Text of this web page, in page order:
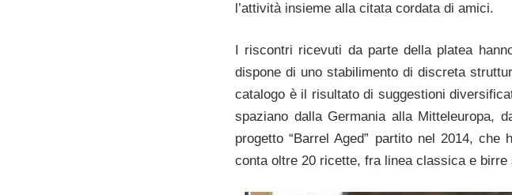
l’attività insieme alla citata cordata di amici.
I riscontri ricevuti da parte della platea
dispone di uno stabilimento di discreta
catalogo è il risultato di suggestioni
spaziano dalla Germania alla Mitteleuropa,
progetto “Barrel Aged” partito nel 2014,
conta oltre 20 ricette, fra linea classica e birre